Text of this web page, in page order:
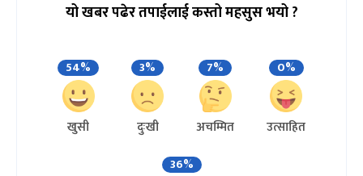
यो खबर पढेर तपाईलाई कस्तो महसुस भयो ?
54%
खुसी
3%
दुःखी
7%
अचम्मित
0%
उत्साहित
36%